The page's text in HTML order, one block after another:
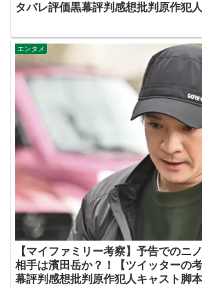
タバレ評価黒幕評判感想批判原作犯
エンタメ
【マイファミリー考察】予告でのニ
相手は濱田岳か？！【ツイッターの
幕評判感想批判原作犯人キャスト脚